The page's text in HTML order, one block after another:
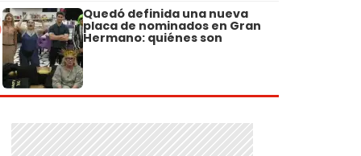
Quedó definida una nueva
placa de nominados en Gran
Hermano: quiénes son